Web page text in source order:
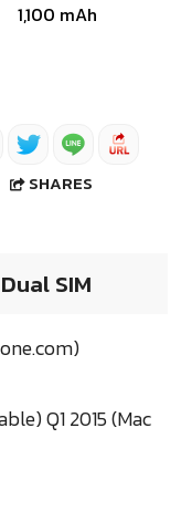
1,100 mAh
SHARES
SIM
Q1 2015 (Mac